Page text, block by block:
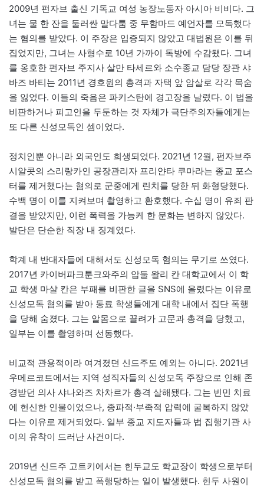
2009년 펀자브 출신 기독교 여성 농장노동자 아시아 비비다. 그
녀는 물 한 잔을 둘러싼 말다툼 중 무함마드 예언자를 모독했다
는 혐의를 받았다. 이 주장은 입증되지 않았고 대법원은 이를 뒤
집었지만, 그녀는 사형수로 10년 가까이 독방에 수감됐다. 그녀
를 옹호한 펀자브 주지사 살만 타세르와 소수종교 담당 장관 샤
바즈 바티는 2011년 경호원의 총격과 자택 앞 암살로 각각 목숨
을 잃었다. 이들의 죽음은 파키스탄에 경고장을 날렸다. 이 법을
비판하거나 피고인을 두둔하는 것 자체가 극단주의자들에게는
또 다른 신성모독인 셈이었다.
정치인뿐 아니라 외국인도 희생되었다. 2021년 12월, 펀자브주
시알콧의 스리랑카인 공장관리자 프리얀타 쿠마라는 종교 포스
터를 제거했다는 혐의로 군중에게 린치를 당한 뒤 화형당했다.
수백 명이 이를 지켜보며 촬영하고 환호했다. 수십 명이 유죄 판
결을 받았지만, 이런 폭력을 가능케 한 문화는 변하지 않았다.
발단은 단순한 직장 내 징계였다.
학계 내 반대자들에 대해서도 신성모독 혐의는 무기로 쓰였다.
2017년 카이버파크툰크와주의 압둘 왈리 칸 대학교에서 이 학
교 학생 마샬 칸은 부패를 비판한 글을 SNS에 올렸다는 이유로
신성모독 혐의를 받아 동료 학생들에게 대학 내에서 집단 폭행
을 당해 숨졌다. 그는 알몸으로 끌려가 고문과 총격을 당했고,
일부는 이를 촬영하며 선동했다.
비교적 관용적이라 여겨졌던 신드주도 예외는 아니다. 2021년
우메르코트에서는 지역 성직자들의 신성모독 주장으로 인해 존
경받던 의사 샤나와즈 차차르가 총격 살해됐다. 그는 빈민 치료
에 헌신한 인물이었으나, 종파적·부족적 압력에 굴복하지 않았
다는 이유로 제거되었다. 일부 종교 지도자들과 법 집행기관 사
이의 유착이 드러난 사건이다.
2019년 신드주 고트키에서는 힌두교도 학교장이 학생으로부터
신성모독 혐의를 받고 폭행당하는 일이 발생했다. 힌두 사원이